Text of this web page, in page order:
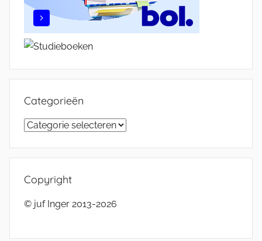
Categorieën
Categorieën
Copyright
© juf Inger 2013-2026